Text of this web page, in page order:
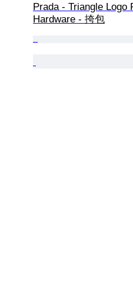
Prada - Triangle Logo
Hardware - 挎包